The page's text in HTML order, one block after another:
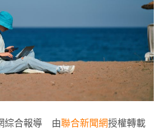
綜合報導 由聯合新聞網授權轉載